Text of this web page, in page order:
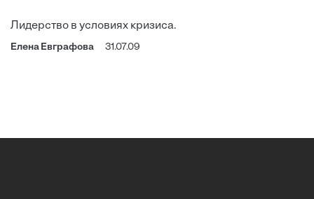
Лидерство в условиях кризиса.
Елена Евграфова 31.07.09